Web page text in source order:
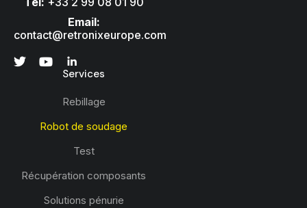
Email:
contact@retronixeurope.com
Services
Rebillage
Robot de soudage
Test
Récupération composants
Solutions pénurie